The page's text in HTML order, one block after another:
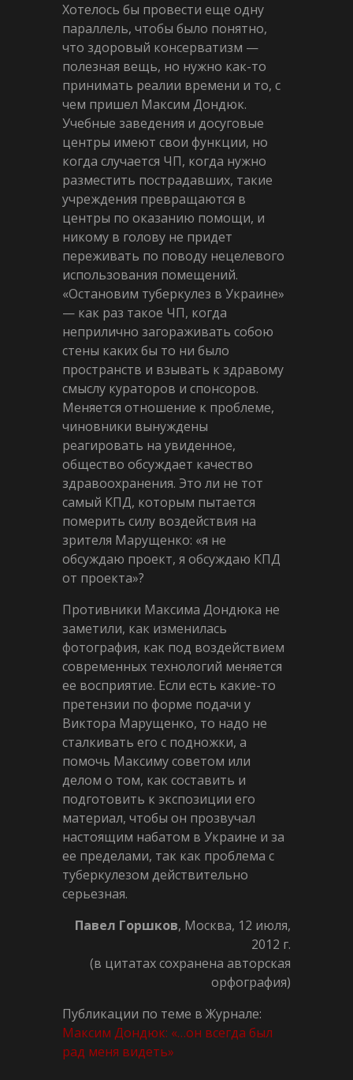
Хотелось бы провести еще одну
параллель, чтобы было понятно,
что здоровый консерватизм —
полезная вещь, но нужно как-то
принимать реалии времени и то, с
чем пришел Максим Дондюк.
Учебные заведения и досуговые
центры имеют свои функции, но
когда случается ЧП, когда нужно
разместить пострадавших, такие
учреждения превращаются в
центры по оказанию помощи, и
никому в голову не придет
переживать по поводу нецелевого
использования помещений.
«Остановим туберкулез в Украине»
— как раз такое ЧП, когда
неприлично загораживать собою
стены каких бы то ни было
пространств и взывать к здравому
смыслу кураторов и спонсоров.
Меняется отношение к проблеме,
чиновники вынуждены
реагировать на увиденное,
общество обсуждает качество
здравоохранения. Это ли не тот
самый КПД, которым пытается
померить силу воздействия на
зрителя Марущенко: «я не
обсуждаю проект, я обсуждаю КПД
от проекта»?
Противники Максима Дондюка не
заметили, как изменилась
фотография, как под воздействием
современных технологий меняется
ее восприятие. Если есть какие-то
претензии по форме подачи у
Виктора Марущенко, то надо не
сталкивать его с подножки, а
помочь Максиму советом или
делом о том, как составить и
подготовить к экспозиции его
материал, чтобы он прозвучал
настоящим набатом в Украине и за
ее пределами, так как проблема с
туберкулезом действительно
серьезная.
Павел Горшков, Москва, 12 июля,
2012 г.
(в цитатах сохранена авторская
орфография)
Публикации по теме в Журнале:
Максим Дондюк: «…он всегда был
рад меня видеть»